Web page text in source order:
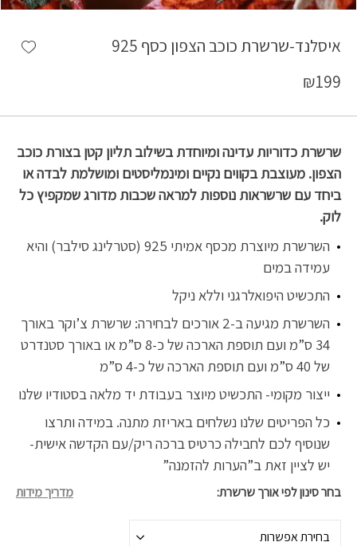
איסלנד-שרשרת כוכב הצפון כסף 925
₪199
שרשרת כדוריות עדינה ומיוחדת בשילוב תליון קטן בצורת כוכב
הצפון. מעוצבת בקווים נקיים ומינמליסטים ומושלמת לבדה או
ביחד עם שרשראות נוספות למראה שכבות מדורג שמקפיץ כל
לוק.
השרשרת מיוצרת מכסף אמיתי 925 (סטרלינג סילבר) והיא
עמידה במים
התכשיט היפואלרגני וללא ניקל
השרשרת מגיעה ב-2 אורכים לבחירה: שרשרת צ’וקר באורך
34 ס”מ ועם תוספת הארכה של כ-8 ס”מ או באורך סטנדרט
של 40 ס”מ ועם תוספת הארכה של כ-4 ס”מ
ייצור מקומי- התכשיט מיוצר בעבודת יד מלאה בסטודיו שלנו
כל הפריטים שלנו נשלחים באריזת מתנה. במידה ותרצו
שנוסיף לכם לחבילה כרטיס ברכה ריק/עם הקדשה אישית-
יש לציין זאת ב”הערות להזמנה”
בחר סינון לפי אורך שרשרת מדריך מידות
בחירת אפשרות